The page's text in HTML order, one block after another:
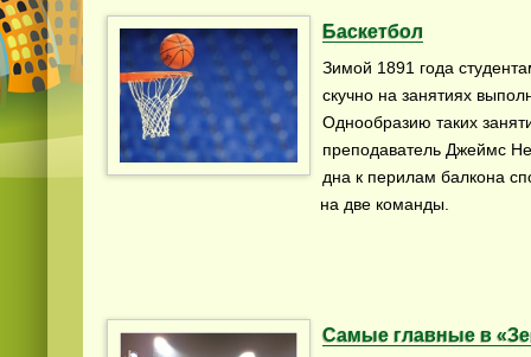
Баскетбол
Зимой 1891 года
скучно на занятиях
Однообразию таких
преподаватель Джеймс
дна к перилам балкона
на две команды.
Самые главные в